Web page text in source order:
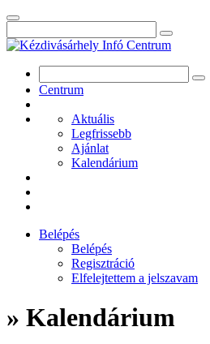
Centrum
Aktuális
Legfrissebb
Ajánlat
Kalendárium
Belépés
Belépés
Regisztráció
Elfelejtettem a jelszavam
» Kalendárium